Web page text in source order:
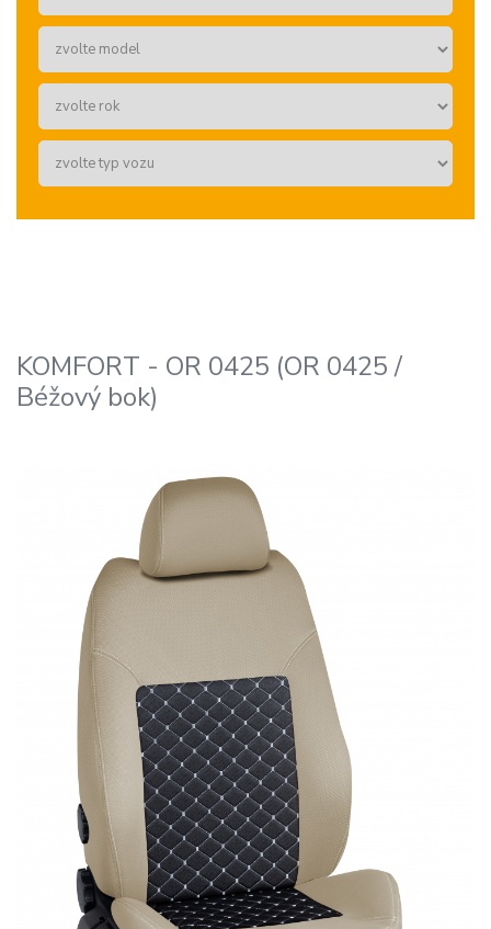
KOMFORT - OR 0425 (OR 0425 /
Béžový bok)